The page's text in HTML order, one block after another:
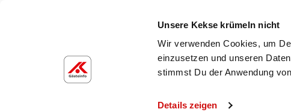
Unsere Kekse krümeln nicht
Wir verwenden Cookies, um
einzusetzen und unseren
stimmst Du der Anwendung
Details zeigen
Freizeit_2026.01.20